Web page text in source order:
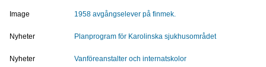
Image 1958 avgångselever på finmek.
Nyheter Planprogram för Karolinska sjukhusområdet
Nyheter Vanföreanstalter och internatskolor